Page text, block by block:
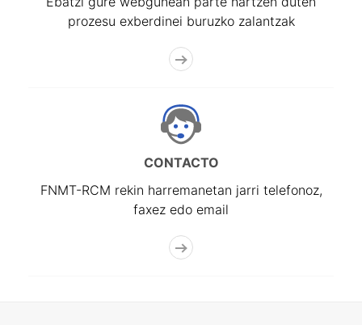
prozesu exberdinei buruzko zalantzak
CONTACTO
FNMT-RCM rekin harremanetan jarri telefonoz,
faxez edo email